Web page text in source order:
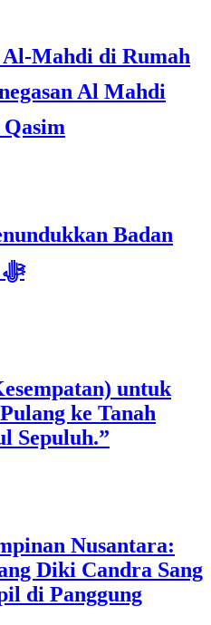
Mahdi di Rumah
Badan
kepada Selain Allah ﷻ
untuk
ke Tanah
Sepuluh.”
Nusantara:
Diki Candra Sang
di Panggung